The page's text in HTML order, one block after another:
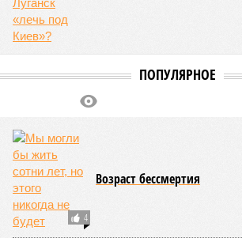
ПОПУЛЯРНОЕ
4
Возраст бессмертия